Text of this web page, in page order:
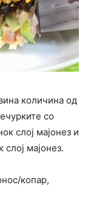
количина од
со
слој мајонез и
мајонез.
копар,